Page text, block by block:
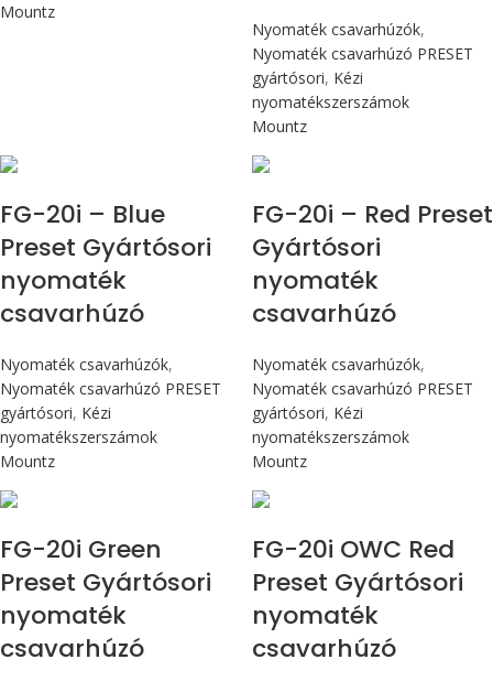
Mountz
Nyomaték csavarhúzók,
Nyomaték csavarhúzó PRESET
gyártósori, Kézi
nyomatékszerszámok
Mountz
FG-20i – Blue
Preset Gyártósori
nyomaték
csavarhúzó
Nyomaték csavarhúzók,
Nyomaték csavarhúzó PRESET
gyártósori, Kézi
nyomatékszerszámok
Mountz
FG-20i – Red Preset
Gyártósori
nyomaték
csavarhúzó
Nyomaték csavarhúzók,
Nyomaték csavarhúzó PRESET
gyártósori, Kézi
nyomatékszerszámok
Mountz
FG-20i Green
Preset Gyártósori
nyomaték
csavarhúzó
FG-20i OWC Red
Preset Gyártósori
nyomaték
csavarhúzó